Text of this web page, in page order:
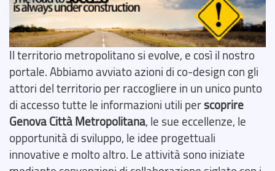
Il territorio metropolitano si evolve, e così il nostro
portale. Abbiamo avviato azioni di co-design con gli
attori del territorio per raccogliere in un unico punto
di accesso tutte le informazioni utili perscoprire
Genova Città Metropolitana, le sue eccellenze, le
opportunità di sviluppo, le idee progettuali
innovative e molto altro. Le attività sono iniziate